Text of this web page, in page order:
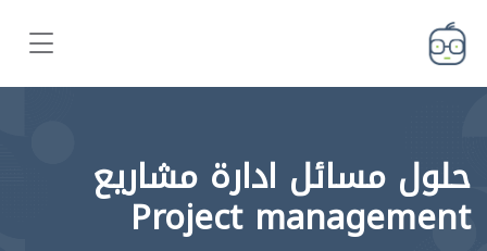
حلول مسائل ادارة مشاريع
Project management